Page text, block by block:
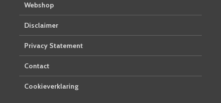
Webshop
Disclaimer
Privacy Statement
Contact
Cookieverklaring